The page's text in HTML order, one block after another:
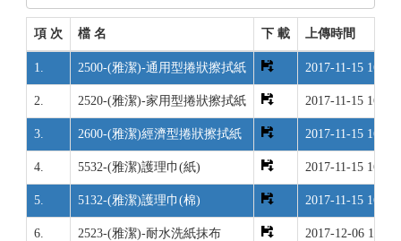
項 次 檔 名 下 載 上傳時間
1. 2500-(雅潔)-通用型捲狀擦拭紙 2017-11-15
2. 2520-(雅潔)-家用型捲狀擦拭紙 2017-11-15
3. 2600-(雅潔)經濟型捲狀擦拭紙 2017-11-15
4. 5532-(雅潔)護理巾(紙) 2017-11-15
5. 5132-(雅潔)護理巾(棉) 2017-11-15
6. 2523-(雅潔)-耐水洗紙抹布 2017-12-06